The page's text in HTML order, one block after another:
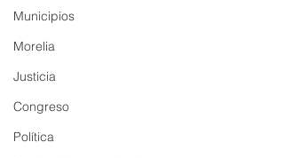
Municipios
Morelia
Justicia
Congreso
Política